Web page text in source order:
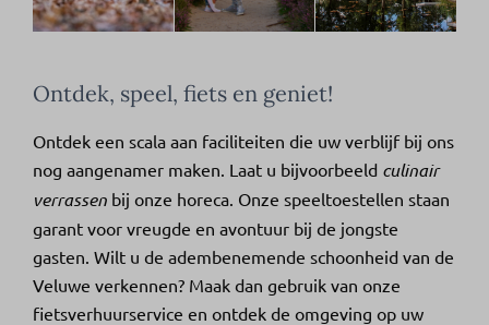
Ontdek, speel, fiets en geniet!
Ontdek een scala aan faciliteiten die uw verblijf bij ons
nog aangenamer maken. Laat u bijvoorbeeld culinair
verrassen bij onze horeca. Onze speeltoestellen staan
garant voor vreugde en avontuur bij de jongste
gasten. Wilt u de adembenemende schoonheid van de
Veluwe verkennen? Maak dan gebruik van onze
fietsverhuurservice en ontdek de omgeving op uw